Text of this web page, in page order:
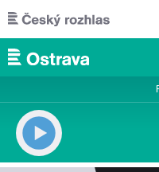
Přejít k hlavnímu obsahu